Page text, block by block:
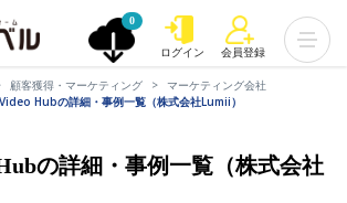
0
ログイン 会員登録
顧客獲得・マーケティング
マーケティング会社
Hubの詳細・事例一覧（株式会社Lumii）
の詳細・事例一覧（株式会社